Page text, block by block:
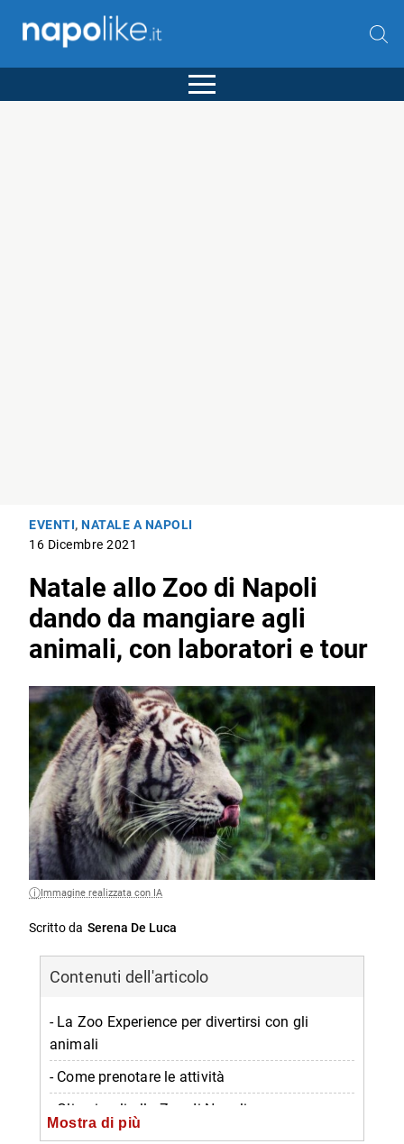
EVENTI,NATALE A NAPOLI
16 Dicembre 2021
Natale allo Zoo di Napoli
dando da mangiare agli
animali, con laboratori e tour
Immagine realizzata con IA
Scritto da Serena De Luca
Contenuti dell'articolo
- La Zoo Experience per divertirsi con gli
animali
- Come prenotare le attività
- Gli animali allo Zoo di Napoli
Mostra di più